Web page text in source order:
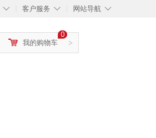
◇ ◇
客户服务 ◇
网站导航
>
0
我的购物车